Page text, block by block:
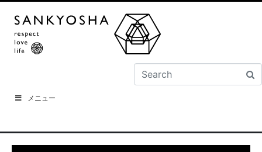
メニュー